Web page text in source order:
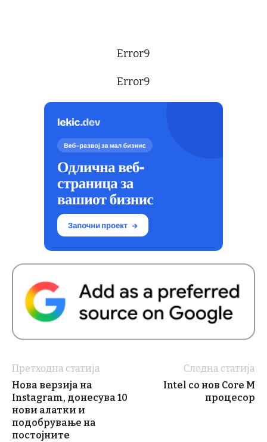
Error9
Error9
Претходна статија
Нова верзија на
Instagram, донесува 10
нови алатки и
подобрување на
постојните
Следна статија
Intel со нов Core M
процесор